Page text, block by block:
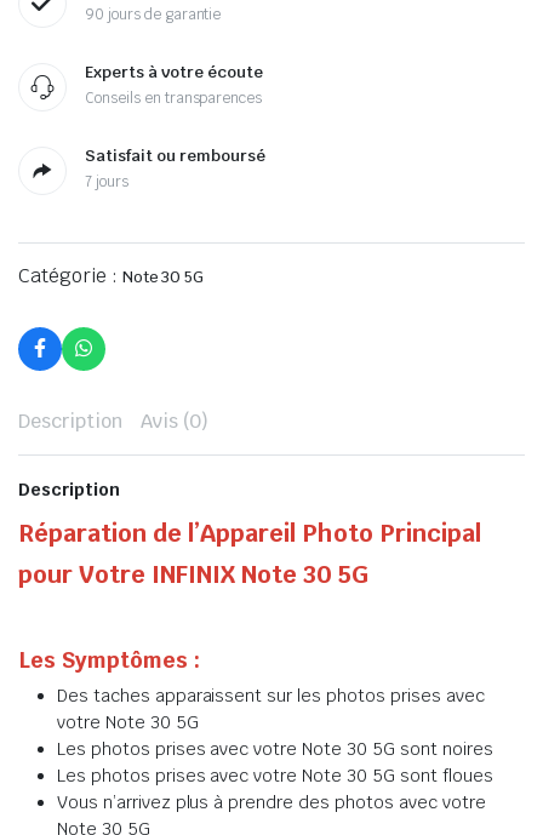
90 jours de garantie
Experts à votre écoute
Conseils en transparences
Satisfait ou remboursé
7 jours
Catégorie : Note 30 5G
Description Avis (0)
Description
Réparation de l’Appareil Photo Principal
pour Votre INFINIX Note 30 5G
Les Symptômes :
Des taches apparaissent sur les photos prises avec
votre Note 30 5G
Les photos prises avec votre Note 30 5G sont noires
Les photos prises avec votre Note 30 5G sont floues
Vous n’arrivez plus à prendre des photos avec votre
Note 30 5G